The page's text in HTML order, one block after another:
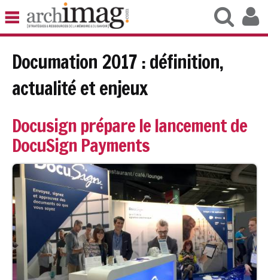
BIBLIOTHÈQUE RUBRIQUE1
VEILLE DOCUMENTATION
UNIVERS DATA
VIE NUMÉRIQUE
NUMÉRIQUE RESPONSABLE
LES TEST1
LES NEWSLETTERS
LE TEST2
LES GUIDES PRATIQUES
Documation 2017 : définition,
actualité et enjeux
Docusign prépare le lancement de
DocuSign Payments